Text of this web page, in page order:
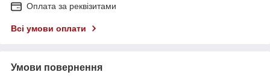
Оплата за реквізитами
Всі умови оплати
Умови повернення